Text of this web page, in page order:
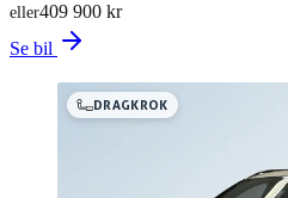
409 900 kr
eller
Se bil
DRAGKROK